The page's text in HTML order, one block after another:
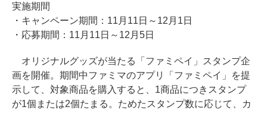
実施期間
・キャンペーン期間：11月11日～12月1日
・応募期間：11月11日～12月5日
オリジナルグッズが当たる「ファミペイ」スタンプ企
画を開催。期間中ファミマのアプリ「ファミペイ」を提
示して、対象商品を購入すると、1商品につきスタンプ
が1個または2個たまる。ためたスタンプ数に応じて、カ